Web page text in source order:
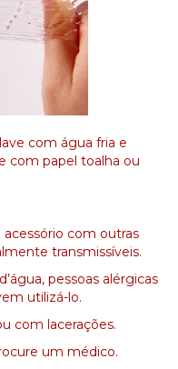
com água fria e
com papel toalha ou
com outras
transmissíveis.
pessoas alérgicas
utilizá-lo.
com lacerações.
um médico.